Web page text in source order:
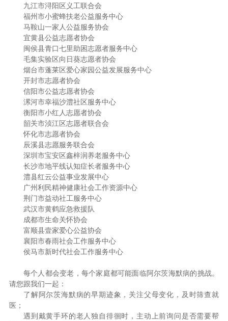
九江市浔阳区义工联合会
福州市小蜜蜂扶老公益服务中心
马鞍山一家人公益服务协会
宜黄县公益志愿者协会
闽侯县青口七里助困志愿者服务中心
毛集实验区向日葵志愿者协会
烟台市蓬莱区爱心家园公益发展服务中心
开封市志愿者协会
信阳市公益志愿者协会
漯河市幸福沙澧社区服务中心
衡阳市小红人志愿者协会
韶关市浈江区志愿者联合会
怀化市志愿者协会
辰溪县志愿服务联合会
深圳市宝安区鑫梓润养老服务中心
长沙市地平线认知症长者服务中心
澧县红云公益事业发展中心
广州利民精神健康社会工作资源中心
荆门市益动社工服务中心
武汉市黄鹤应急救援队
成都市生命关怀协会
富顺县壹家爱心公益协会
襄阳市春雨社会工作服务中心
侯马市新时代社会工作服务中心
每个人都会变老，每个家庭都可能面临阿尔茨海默病的挑战。
请您跟我们一起：
了解阿尔茨海默病的早期迹象，关注父母变化，及时筛查就
医；
遇到戴黄手环的老人独自徘徊时，主动上前询问是否需要帮